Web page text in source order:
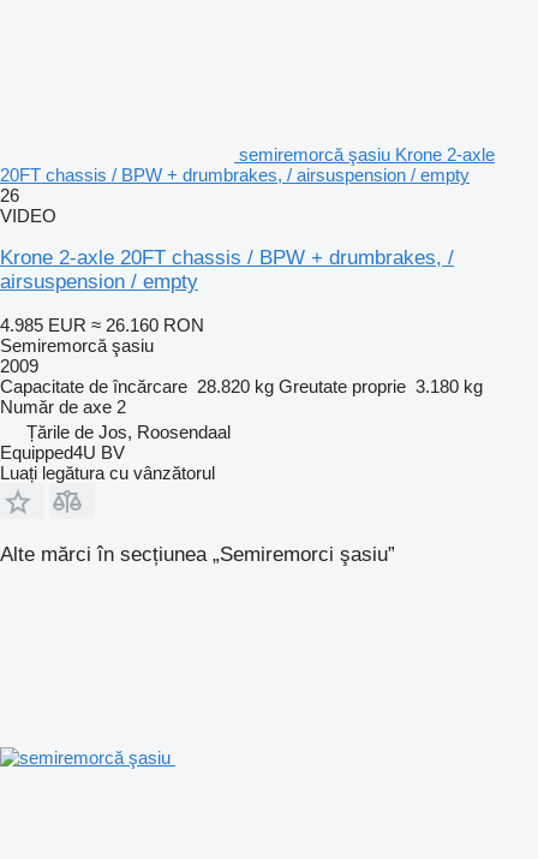
semiremorcă şasiu Krone 2-axle
20FT chassis / BPW + drumbrakes, / airsuspension / empty
26
VIDEO
Krone 2-axle 20FT chassis / BPW + drumbrakes, /
airsuspension / empty
4.985 EUR ≈ 26.160 RON
Semiremorcă şasiu
2009
Capacitate de încărcare 28.820 kg Greutate proprie 3.180 kg
Număr de axe 2
Țările de Jos, Roosendaal
Equipped4U BV
Luați legătura cu vânzătorul
Alte mărci în secțiunea „Semiremorci şasiu”